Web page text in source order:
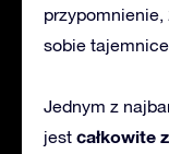
sobie
Jednym z
jest całkowite